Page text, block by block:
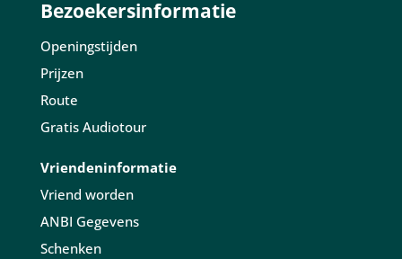
Bezoekersinformatie
Openingstijden
Prijzen
Route
Gratis Audiotour
Vriendeninformatie
Vriend worden
ANBI Gegevens
Schenken